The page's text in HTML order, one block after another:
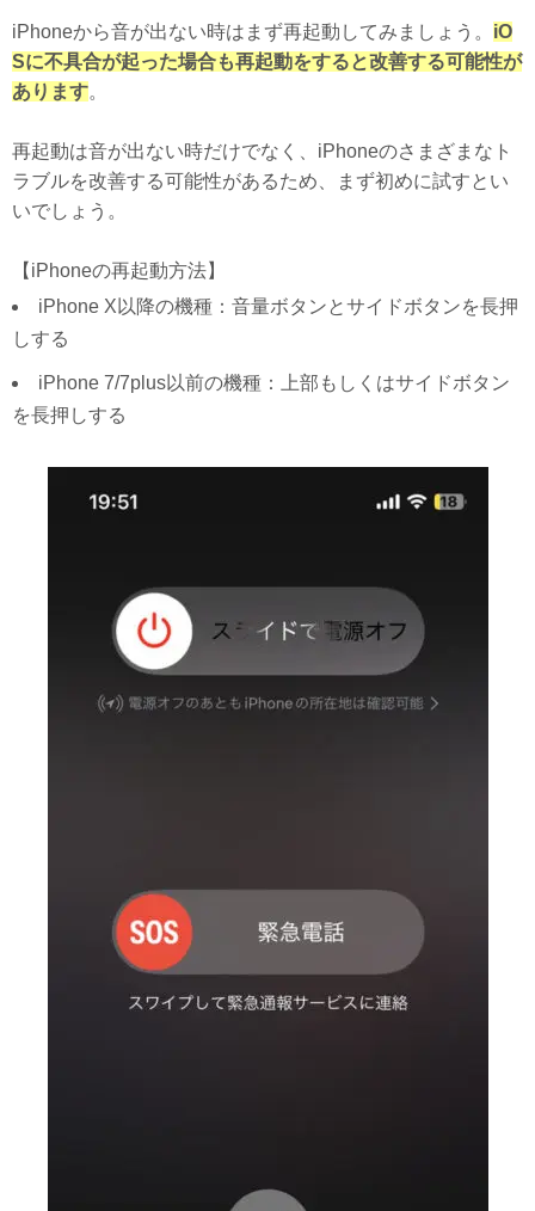
iPhoneから音が出ない時はまず再起動してみましょう。 iO
Sに不具合が起った場合も再起動をすると改善する可能性が
あります。
再起動は音が出ない時だけでなく、iPhoneのさまざまなト
ラブルを改善する可能性があるため、まず初めに試すとい
いでしょう。
【iPhoneの再起動方法】
iPhone X以降の機種：音量ボタンとサイドボタンを長押
しする
iPhone 7/7plus以前の機種：上部もしくはサイドボタン
を長押しする